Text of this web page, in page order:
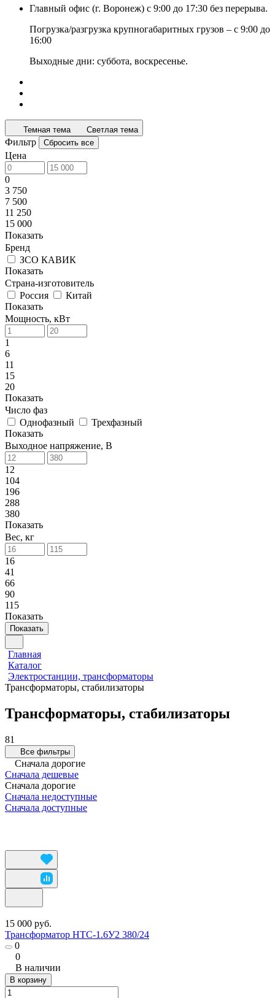
Главный офис (г. Воронеж) с 9:00 до 17:30 без перерыва.
Погрузка/разгрузка крупногабаритных грузов – с 9:00 до
16:00
Выходные дни: суббота, воскресенье.
Темная тема Светлая тема
Фильтр Сбросить все
Цена
0
3 750
7 500
11 250
15 000
Показать
Бренд
ЗСО КАВИК
Показать
Страна-изготовитель
Россия
Китай
Показать
Мощность, кВт
1
6
11
15
20
Показать
Число фаз
Однофазный
Трехфазный
Показать
Выходное напряжение, В
12
104
196
288
380
Показать
Вес, кг
16
41
66
90
115
Показать
Показать
Главная
Каталог
Электростанции, трансформаторы
Трансформаторы, стабилизаторы
Трансформаторы, стабилизаторы
81
Все фильтры
Сначала дорогие
Сначала дешевые
Сначала дорогие
Сначала недоступные
Сначала доступные
15 000 руб.
Трансформатор НТС-1.6У2 380/24
0
0
В наличии
В корзину